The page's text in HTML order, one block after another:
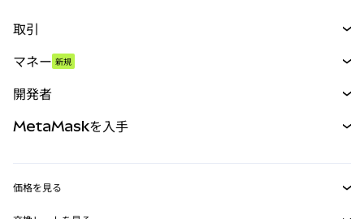
取引
パーペチュアル
RWA
マネー 新規
開発者
MetaMaskを入手
価格を見る